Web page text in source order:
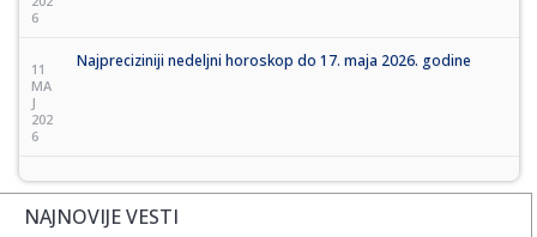
6
11
MA
J
202
6
Najpreciziniji nedeljni horoskop do 17. maja 2026. godine
NAJNOVIJE VESTI